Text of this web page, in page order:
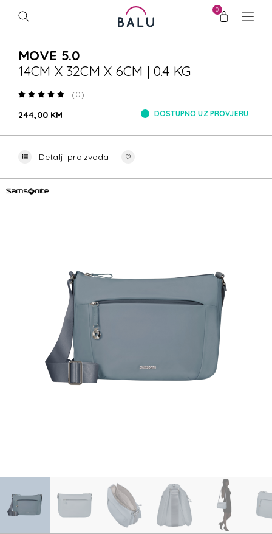
0
MOVE 5.0
14CM X 32CM X 6CM | 0.4 KG
(0)
244,00 KM
DOSTUPNO UZ PROVJERU
Detalji proizvoda